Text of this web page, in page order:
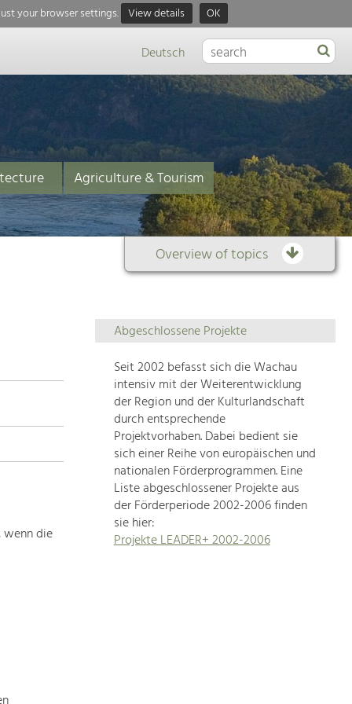
your browser settings. View details OK
Deutsch
Agriculture & Tourism
Overview of topics
Overview
of
topics
Development
within
our
region
is
extremely
diverse.
Which
wenn die
Abgeschlossene Projekte
Seit 2002 befasst sich die Wachau
intensiv mit der Weiterentwicklung
der Region und der Kulturlandschaft
durch entsprechende
Projektvorhaben. Dabei bedient sie
sich einer Reihe von europäischen und
nationalen Förderprogrammen. Eine
Liste abgeschlossener Projekte aus
der Förderperiode 2002-2006 finden
sie hier:
Projekte LEADER+ 2002-2006